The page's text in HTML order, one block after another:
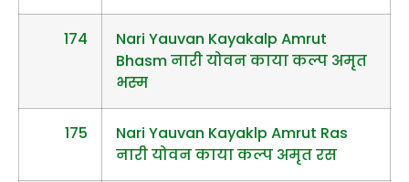
174
Nari Yauvan Kayakalp Amrut
Bhasm नारी योवन काया कल्प अमृत
भस्म
175
Nari Yauvan Kayaklp Amrut Ras
नारी योवन काया कल्प अमृत रस